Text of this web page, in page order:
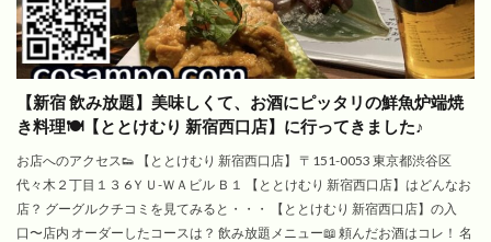
【新宿 飲み放題】美味しくて、お酒にピッタリの鮮魚炉端焼
き料理🍽️【ととけむり 新宿西口店】に行ってきました♪
お店へのアクセス👟 【ととけむり 新宿西口店】 〒151-0053 東京都渋谷区
代々木２丁目１３ 6ＹＵ-ＷＡビル Ｂ１ 【ととけむり 新宿西口店】はどんなお
店？ グーグルクチコミを見てみると・・・ 【ととけむり 新宿西口店】の入
口〜店内 オーダーしたコースは？ 飲み放題メニュー📖 頼んだお酒はコレ！ 名